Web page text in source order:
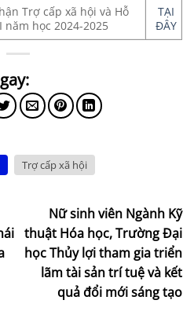
Trợ cấp xã hội và Hỗ
học 2024-2025
TẠI
ĐÂY
Trợ cấp xã hội
Nữ sinh viên Ngành Kỹ
thuật Hóa học, Trường Đại
học Thủy lợi tham gia triển
lãm tài sản trí tuệ và kết
quả đổi mới sáng tạo